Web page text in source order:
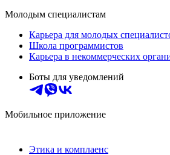
Молодым специалистам
Карьера для молодых
Школа программистов
Карьера в некоммерческих
Боты для уведомлений
Мобильное приложение
Этика и комплаенс